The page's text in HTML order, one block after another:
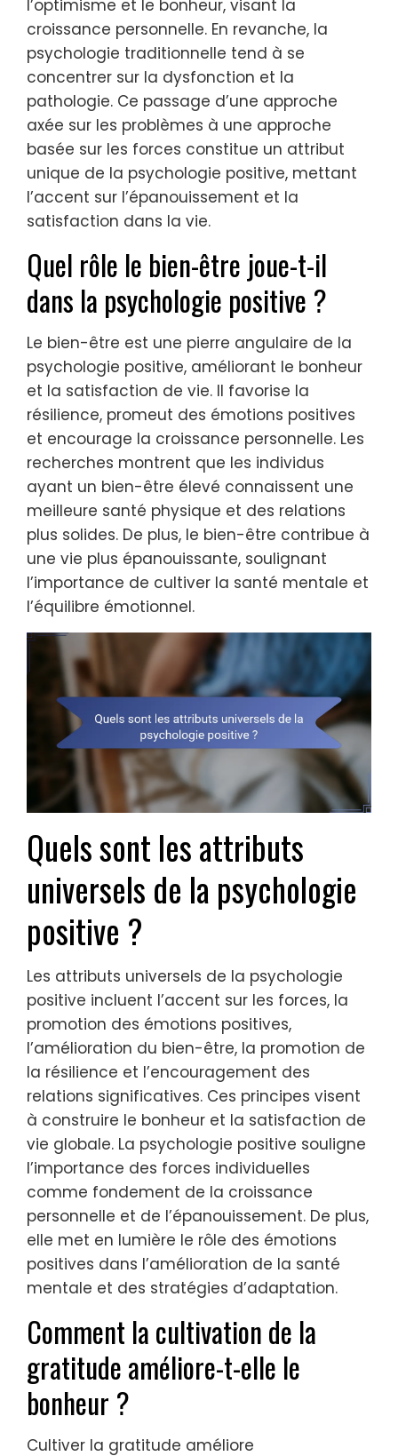
l’optimisme et le bonheur, visant la
croissance personnelle. En revanche, la
psychologie traditionnelle tend à se
concentrer sur la dysfonction et la
pathologie. Ce passage d’une approche
axée sur les problèmes à une approche
basée sur les forces constitue un attribut
unique de la psychologie positive, mettant
l’accent sur l’épanouissement et la
satisfaction dans la vie.
Quel rôle le bien-être joue-t-il
dans la psychologie positive ?
Le bien-être est une pierre angulaire de la
psychologie positive, améliorant le bonheur
et la satisfaction de vie. Il favorise la
résilience, promeut des émotions positives
et encourage la croissance personnelle. Les
recherches montrent que les individus
ayant un bien-être élevé connaissent une
meilleure santé physique et des relations
plus solides. De plus, le bien-être contribue à
une vie plus épanouissante, soulignant
l’importance de cultiver la santé mentale et
l’équilibre émotionnel.
Quels sont les attributs
universels de la psychologie
positive ?
Les attributs universels de la psychologie
positive incluent l’accent sur les forces, la
promotion des émotions positives,
l’amélioration du bien-être, la promotion de
la résilience et l’encouragement des
relations significatives. Ces principes visent
à construire le bonheur et la satisfaction de
vie globale. La psychologie positive souligne
l’importance des forces individuelles
comme fondement de la croissance
personnelle et de l’épanouissement. De plus,
elle met en lumière le rôle des émotions
positives dans l’amélioration de la santé
mentale et des stratégies d’adaptation.
Comment la cultivation de la
gratitude améliore-t-elle le
bonheur ?
Cultiver la gratitude améliore